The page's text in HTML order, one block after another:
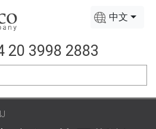
中文
20 3998 2883